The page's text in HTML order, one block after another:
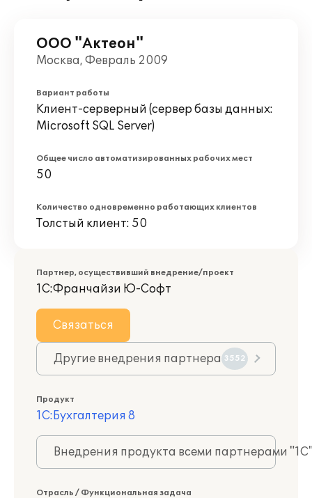
ООО "Актеон"
Москва, Февраль 2009
Вариант работы
Клиент-серверный (сервер базы данных:
Microsoft SQL Server)
Общее число автоматизированных рабочих мест
50
Количество одновременно работающих клиентов
Толстый клиент: 50
Партнер, осуществивший внедрение/проект
1С:Франчайзи Ю-Софт
Связаться
Другие внедрения партнера 3552
Продукт
1С:Бухгалтерия 8
Внедрения продукта всеми партнерами
Отрасль / Функциональная задача